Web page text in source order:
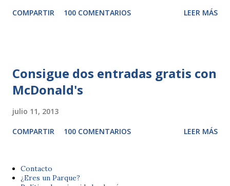
COMPARTIR 100 COMENTARIOS LEER MÁS
Consigue dos entradas gratis con
McDonald's
julio 11, 2013
COMPARTIR 100 COMENTARIOS LEER MÁS
Contacto
¿Eres un Parque?